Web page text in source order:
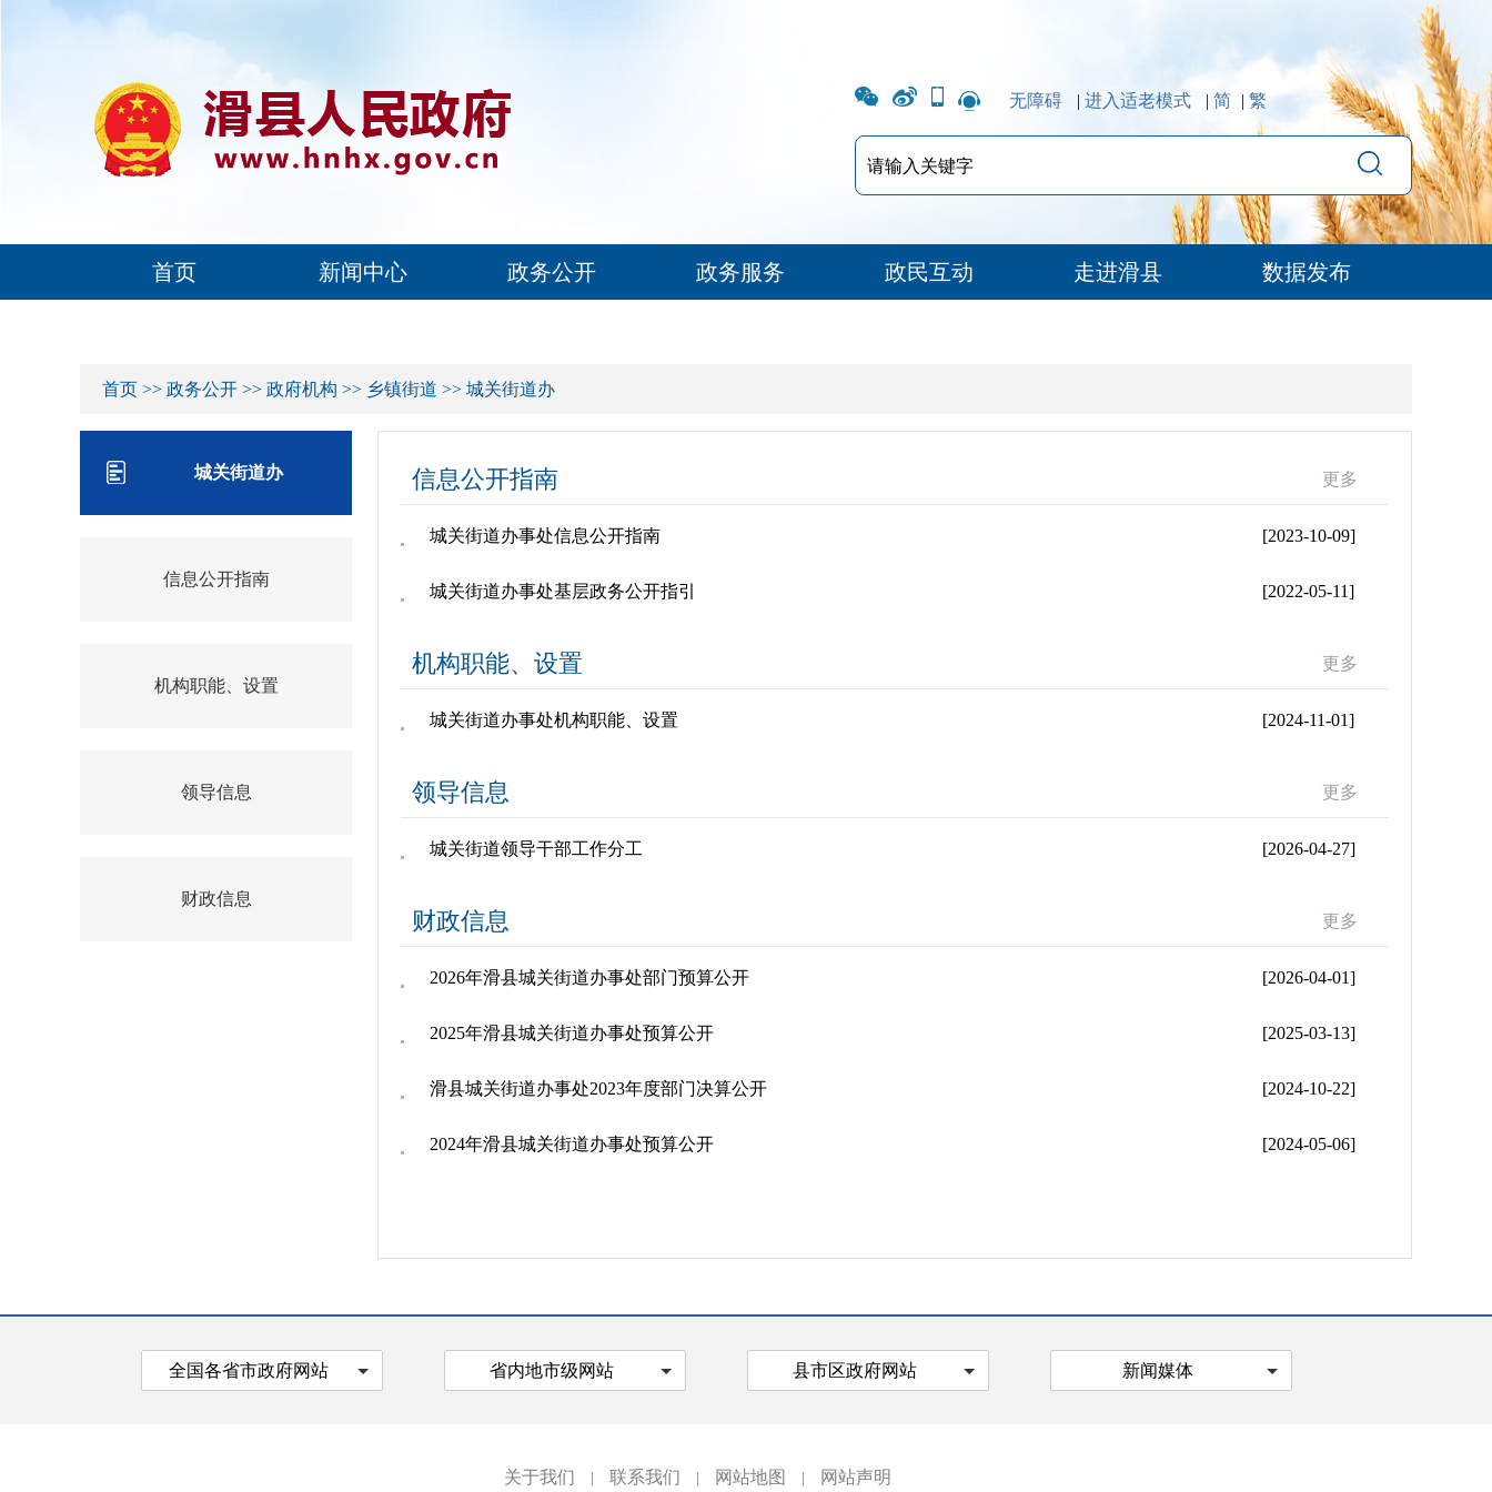
无障碍 | 进入适老模式 | 简 | 繁
首页 新闻中心 政务公开 政务服务 政民互动 走进滑县 数据发布
首页 >> 政务公开 >> 政府机构 >> 乡镇街道 >> 城关街道办
城关街道办
信息公开指南
机构职能、设置
领导信息
财政信息
信息公开指南 更多
城关街道办事处信息公开指南 [2023-10-09]
城关街道办事处基层政务公开指引 [2022-05-11]
机构职能、设置 更多
城关街道办事处机构职能、设置 [2024-11-01]
领导信息 更多
城关街道领导干部工作分工 [2026-04-27]
财政信息 更多
2026年滑县城关街道办事处部门预算公开 [2026-04-01]
2025年滑县城关街道办事处预算公开 [2025-03-13]
滑县城关街道办事处2023年度部门决算公开 [2024-10-22]
2024年滑县城关街道办事处预算公开 [2024-05-06]
全国各省市政府网站 省内地市级网站 县市区政府网站 新闻媒体
关于我们 | 联系我们 | 网站地图 | 网站声明